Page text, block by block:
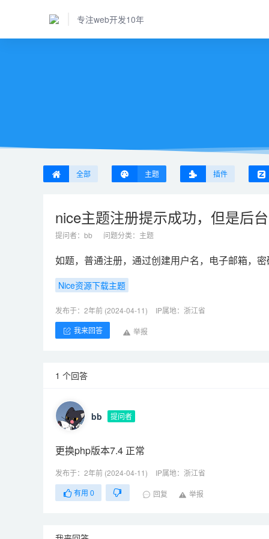
专注web开发10年
全部 主题 插件
nice主题注册提示成功，但是后
提问者： bb 问题分类： 主题
如题，普通注册，通过创建用户名，电子邮箱，
Nice资源下载主题
发布于：2年前 (2024-04-11) IP属地：浙江省
我来回答 举报
1 个回答
bb 提问者
更换php版本7.4 正常
发布于：2年前 (2024-04-11) IP属地：浙江省
有用 0 回复 举报